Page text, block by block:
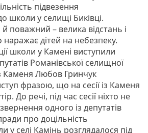
підвезення
школи у селищі Биківці.
поважний – велика відстань і
дітей на небезпеку.
школи у Камені виступили
Романівської селищної
Каменя Любов Гринчук
фразою, що на сесії із Каменя
До речі, під час сесії ніхто не
одного із депутатів
про доцільність
у селі Камінь розглядалося під